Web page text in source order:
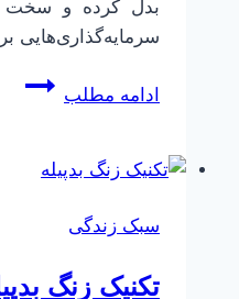
بدل کرده و
سرمایه‌گذاری‌هایی
ادامه مطلب
آسیب
های
سبک زندگی
تکنیک زنگ